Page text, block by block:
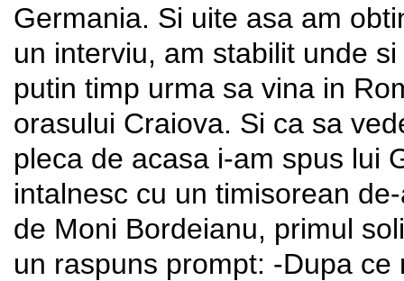
Germania. Si uite asa am
un interviu, am stabilit unde
putin timp urma sa vina in
orasului Craiova. Si ca sa
pleca de acasa i-am spus lui
intalnesc cu un timisorean
de Moni Bordeianu, primul
un raspuns prompt: -Dupa